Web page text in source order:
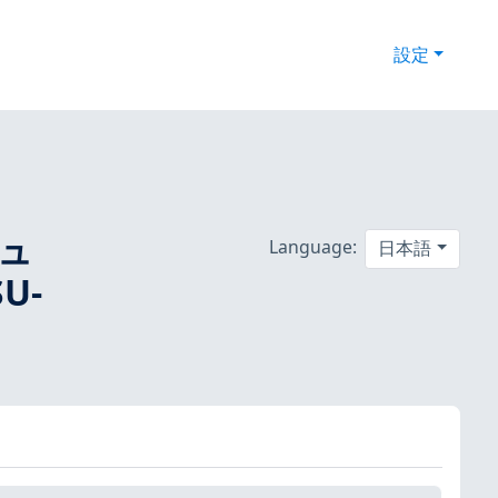
設定
Language: 日本語